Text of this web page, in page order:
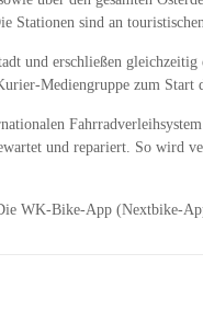
Stationen sind an
und erschließen
Mediengruppe zum Start
und repariert. So wird
WK-Bike-App (Nextbike-